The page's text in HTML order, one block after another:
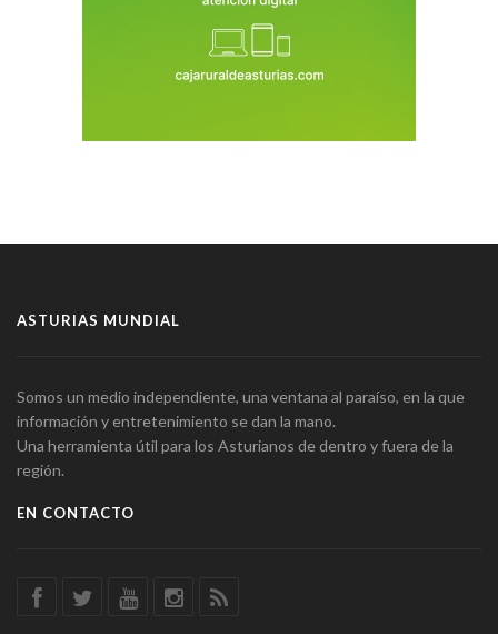
ASTURIAS MUNDIAL
Somos un medio independiente, una ventana al paraíso, en la que
información y entretenimiento se dan la mano.
Una herramienta útil para los Asturianos de dentro y fuera de la
región.
EN CONTACTO